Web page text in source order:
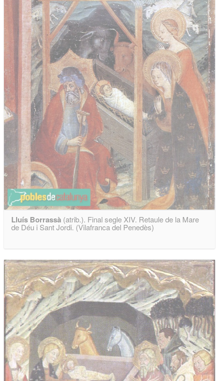
Lluís Borrassà (atrib.). Final segle XIV. Retaule de la Mare
de Déu i Sant Jordi. (Vilafranca del Penedès)